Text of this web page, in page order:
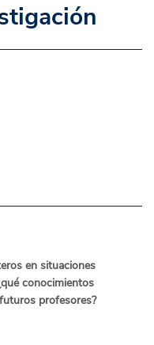
en situaciones
conocimientos
profesores?